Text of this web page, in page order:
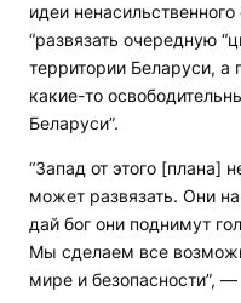
идеи
“развязать очередную
территории Беларуси, а
какие-то
Беларуси”.
“Запад от этого [плана]
может развязать. Они
дай бог они поднимут
Мы сделаем все
мире и безопасности”,